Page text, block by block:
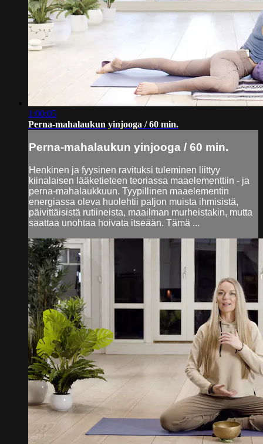
1:00:05
Perna-mahalaukun yinjooga / 60 min.
Perna-mahalaukun yinjooga / 60 min.
Henkinen ja fyysinen ravituksi tuleminen liittyy
kiinalaisen lääketieteen teoriassa maaelementtiin - ja
perna-mahalaukkuun. Tyypillinen maaelementin
energiassa oleva huolehtii paljon muista ihmisistä,
päivittäisistä rutiineista, maailman murheistakin, mutta
saattaa unohtaa hoivata itseään. Tämä ...